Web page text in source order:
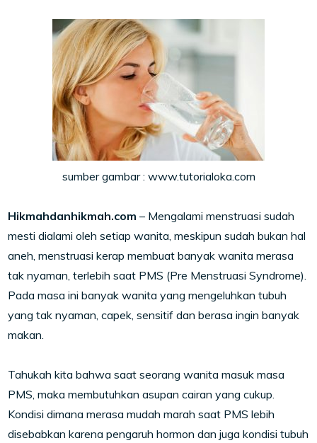
sumber gambar : www.tutorialoka.com
Hikmahdanhikmah.com – Mengalami menstruasi sudah
mesti dialami oleh setiap wanita, meskipun sudah bukan hal
aneh, menstruasi kerap membuat banyak wanita merasa
tak nyaman, terlebih saat PMS (Pre Menstruasi Syndrome).
Pada masa ini banyak wanita yang mengeluhkan tubuh
yang tak nyaman, capek, sensitif dan berasa ingin banyak
makan.
Tahukah kita bahwa saat seorang wanita masuk masa
PMS, maka membutuhkan asupan cairan yang cukup.
Kondisi dimana merasa mudah marah saat PMS lebih
disebabkan karena pengaruh hormon dan juga kondisi tubuh